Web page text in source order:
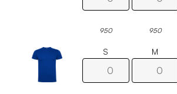
950 950
S M